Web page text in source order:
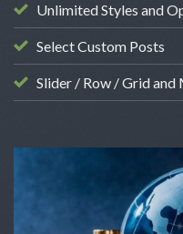
Unlimited Styles and
Select Custom Posts
Slider / Row / Grid and